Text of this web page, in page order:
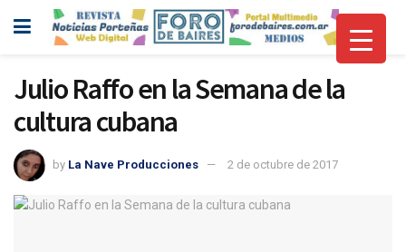
Julio Raffo en la Semana de la
cultura cubana
by La Nave Producciones 2 de octubre de 2017